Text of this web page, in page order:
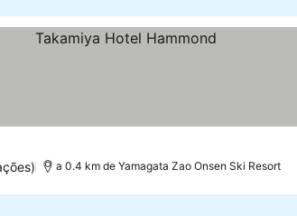
a 0.4 km de Yamagata Zao Onsen Ski Resort